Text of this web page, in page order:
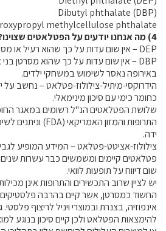
Dibutyl phthalate (DBP)
methylcellulose phthalate
4) מה אנחנו יודעים על הפטלאטים שצוינו?
DEP – אין שום עדות על כך שהוא רעיל או
DBP – אין שום עדות על כך שהוא מסרטן בני
באירופה נאסר לשימוש במשחקי ילדים.
הידרוקסי-מיתיל-צילולוז-פטלאט – נחשב על
כחומר כימי עם סיכון מינימאלי.
שלושת הפטלאטים הנ"ל רשומים במאגר
התרופות והמזון האמריקאי (FDA) וניתנים
ידה.
צילולוז-אציטט-פטלאט – המידע המופיע
פטלאטים קיימים ומשמשים כבר עשרות
שום דיווח על תופעות לוואי.
יש לציין שרוב התכשירים והתרופות אינן
החשוד כמסרטן, אשר קיים בהרבה פלסטיקים
אינפוזיה, בצנרת ובמוצרי ויניל לריצוף פלסטי.
להימצאות הפטלאט ולכן קיים סיכון בנוגע